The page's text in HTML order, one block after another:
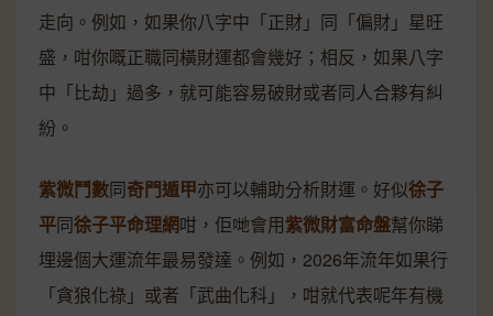
走向。例如，如果你八字中「正財」同「偏財」星旺
盛，咁你嘅正職同橫財運都會幾好；相反，如果八字
中「比劫」過多，就可能容易破財或者同人合夥有糾
紛。
紫微鬥數同奇門遁甲亦可以輔助分析財運。好似徐子
平同徐子平命理網咁，佢哋會用紫微財富命盤幫你睇
埋邊個大運流年最易發達。例如，2026年流年如果行
「貪狼化祿」或者「武曲化科」，咁就代表呢年有機